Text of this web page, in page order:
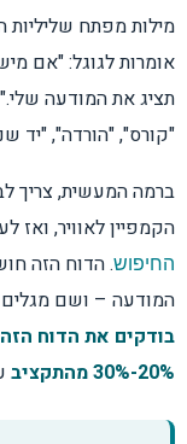
מילות מפתח
אומרות לגוגל: "אם
תציג את המודעה
"קורס", "הורדה", "יד
ברמה המעשית, צריך
הקמפיין לאוויר, ואז
החיפוש. הדוח הזה
המודעה – ושם מגלים
בודקים את הדוח
20%-30% מהתקציב